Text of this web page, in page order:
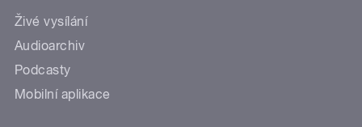
Živé vysílání
Audioarchiv
Podcasty
Mobilní aplikace